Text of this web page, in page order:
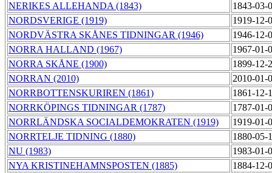
NERIKES ALLEHANDA (1843)
1843-03-
NORDSVERIGE (1919)
1919-12-
NORDVÄSTRA SKÅNES TIDNINGAR (1946)
1946-12-
NORRA HALLAND (1967)
1967-01-
NORRA SKÅNE (1900)
1899-12-
NORRAN (2010)
2010-01-
NORRBOTTENSKURIREN (1861)
1861-12-
NORRKÖPINGS TIDNINGAR (1787)
1787-01-
NORRLÄNDSKA SOCIALDEMOKRATEN (1919)
1919-01-
NORRTELJE TIDNING (1880)
1880-05-
NU (1983)
1983-01-
NYA KRISTINEHAMNSPOSTEN (1885)
1884-12-